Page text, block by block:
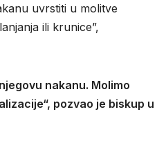
uvrstiti u molitve
ili krunice”,
nakanu. Molimo
pozvao je biskup u